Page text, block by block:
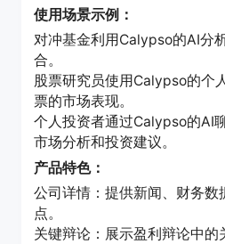
使用场景示例：
对冲基金利用Calypso的AI分
合。
股票研究员使用Calypso的个
票的市场表现。
个人投资者通过Calypso的AI
市场分析和投资建议。
产品特色：
公司详情：提供新闻、财务数
点。
关键辩论：展示盈利辩论中的